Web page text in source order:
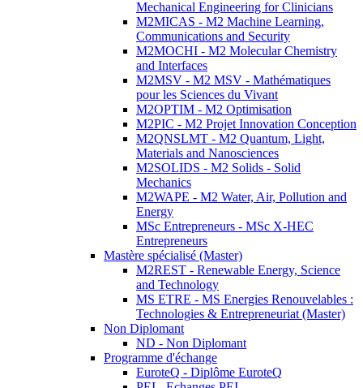
Mechanical Engineering for Clinicians
M2MICAS - M2 Machine Learning,
Communications and Security
M2MOCHI - M2 Molecular Chemistry
and Interfaces
M2MSV - M2 MSV - Mathématiques
pour les Sciences du Vivant
M2OPTIM - M2 Optimisation
M2PIC - M2 Projet Innovation Conception
M2QNSLMT - M2 Quantum, Light,
Materials and Nanosciences
M2SOLIDS - M2 Solids - Solid
Mechanics
M2WAPE - M2 Water, Air, Pollution and
Energy
MSc Entrepreneurs - MSc X-HEC
Entrepreneurs
Mastère spécialisé (Master)
M2REST - Renewable Energy, Science
and Technology
MS ETRE - MS Energies Renouvelables :
Technologies & Entrepreneuriat (Master)
Non Diplomant
ND - Non Diplomant
Programme d'échange
EuroteQ - Diplôme EuroteQ